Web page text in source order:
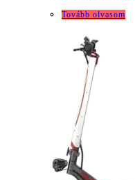
was:
Tovább olvasom